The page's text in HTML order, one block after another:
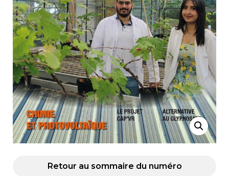
Retour au sommaire du numéro